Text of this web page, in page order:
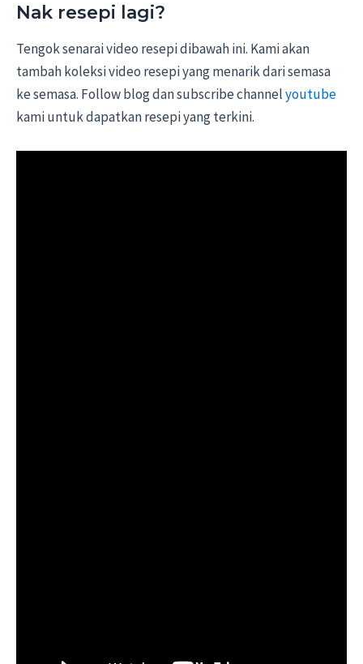
Nak resepi lagi?
Tengok senarai video resepi dibawah ini. Kami akan
tambah koleksi video resepi yang menarik dari semasa
ke semasa. Follow blog dan subscribe channelyoutube
kami untuk dapatkan resepi yang terkini.